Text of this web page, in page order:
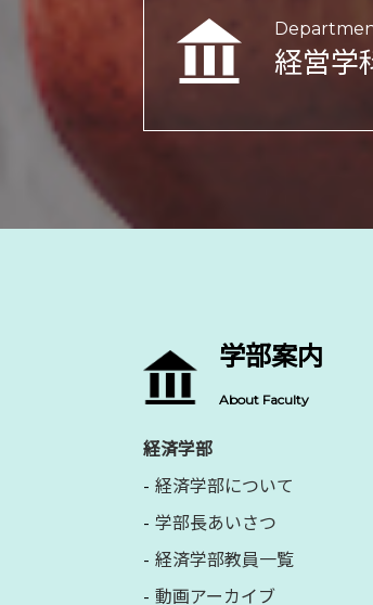
経営学
学部案内
About Faculty
経済学部
経済学部について
学部長あいさつ
経済学部教員一覧
動画アーカイブ